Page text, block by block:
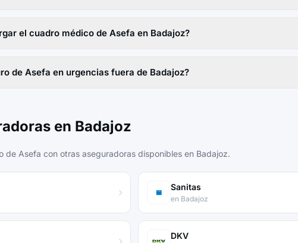
el cuadro médico de Asefa en Badajoz?
de Asefa en urgencias fuera de Badajoz?
en Badajoz
de Asefa con otras aseguradoras disponibles en Badajoz.
Sanitas
en Badajoz
DKV